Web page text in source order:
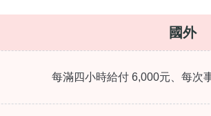
國外
每滿四小時給付 6,000元、每次